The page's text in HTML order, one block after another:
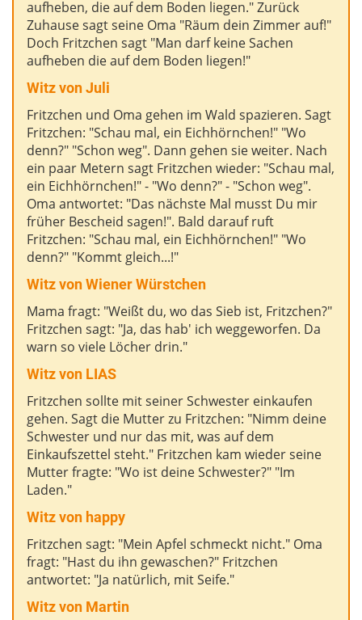
aufheben, die auf dem Boden liegen." Zurück
Zuhause sagt seine Oma "Räum dein Zimmer auf!"
Doch Fritzchen sagt "Man darf keine Sachen
aufheben die auf dem Boden liegen!"
Witz vonJuli
Fritzchen und Oma gehen im Wald spazieren. Sagt
Fritzchen: "Schau mal, ein Eichhörnchen!" "Wo
denn?" "Schon weg". Dann gehen sie weiter. Nach
ein paar Metern sagt Fritzchen wieder: "Schau mal,
ein Eichhörnchen!" - "Wo denn?" - "Schon weg".
Oma antwortet: "Das nächste Mal musst Du mir
früher Bescheid sagen!". Bald darauf ruft
Fritzchen: "Schau mal, ein Eichhörnchen!" "Wo
denn?" "Kommt gleich...!"
Witz vonWiener Würstchen
Mama fragt: "Weißt du, wo das Sieb ist, Fritzchen?"
Fritzchen sagt: "Ja, das hab' ich weggeworfen. Da
warn so viele Löcher drin."
Witz von LIAS
Fritzchen sollte mit seiner Schwester einkaufen
gehen. Sagt die Mutter zu Fritzchen: "Nimm deine
Schwester und nur das mit, was auf dem
Einkaufszettel steht." Fritzchen kam wieder seine
Mutter fragte: "Wo ist deine Schwester?" "Im
Laden."
Witz von happy
Fritzchen sagt: "Mein Apfel schmeckt nicht." Oma
fragt: "Hast du ihn gewaschen?" Fritzchen
antwortet: "Ja natürlich, mit Seife."
Witz von Martin